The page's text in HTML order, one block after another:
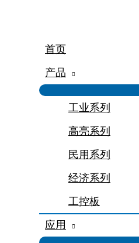
首页
产品
工业系列
高亮系列
民用系列
经济系列
工控板
应用